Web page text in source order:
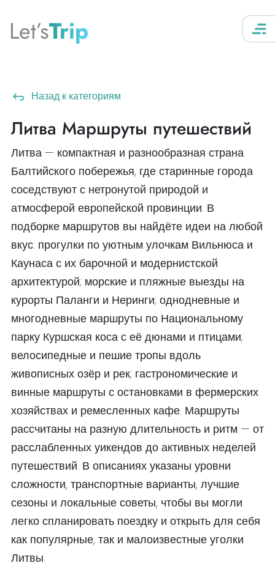
Let’sTrip
Назад к категориям
Литва Маршруты путешествий
Литва — компактная и разнообразная страна
Балтийского побережья, где старинные города
соседствуют с нетронутой природой и
атмосферой европейской провинции. В
подборке маршрутов вы найдёте идеи на любой
вкус: прогулки по уютным улочкам Вильнюса и
Каунаса с их барочной и модернистской
архитектурой; морские и пляжные выезды на
курорты Паланги и Неринги; однодневные и
многодневные маршруты по Национальному
парку Куршская коса с её дюнами и птицами;
велосипедные и пешие тропы вдоль
живописных озёр и рек; гастрономические и
винные маршруты с остановками в фермерских
хозяйствах и ремесленных кафе. Маршруты
рассчитаны на разную длительность и ритм — от
расслабленных уикендов до активных неделей
путешествий. В описаниях указаны уровни
сложности, транспортные варианты, лучшие
сезоны и локальные советы, чтобы вы могли
легко спланировать поездку и открыть для себя
как популярные, так и малоизвестные уголки
Литвы.